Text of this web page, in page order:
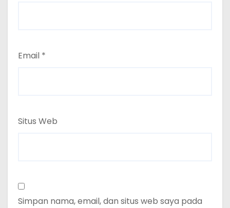
Email *
Situs Web
Simpan nama, email, dan situs web saya pada